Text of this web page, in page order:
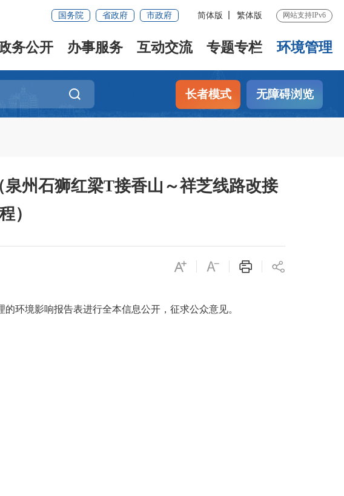
国务院 省政府 市政府 简体版 繁体版 网站支持IPv6
务公开 办事服务 互动交流 专题专栏 环境管理
长者模式 无障碍浏览
州石狮红梁T接香山～祥芝线路改接
）
的环境影响报告表进行全本信息公开，征求公众意见。